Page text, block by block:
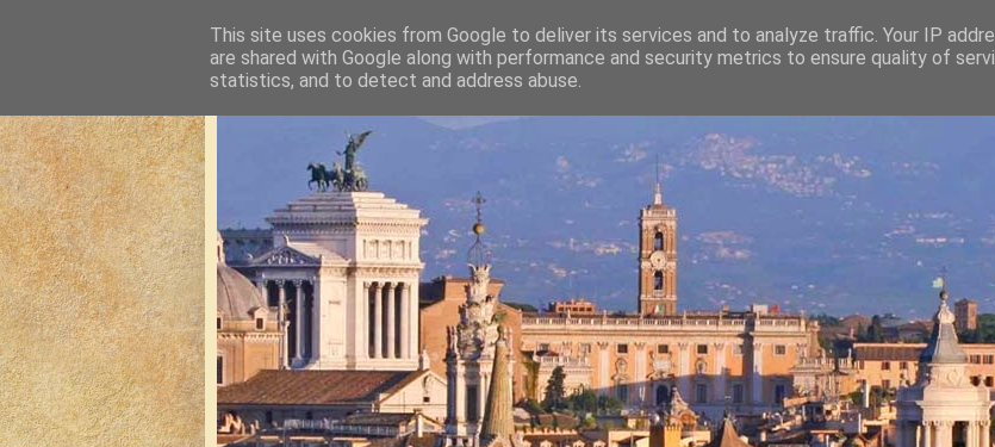
This site uses cookies from Google to deliver its services and to analyze traffic. Your IP
are shared with Google along with performance and security metrics to ensure quality of
statistics, and to detect and address abuse.